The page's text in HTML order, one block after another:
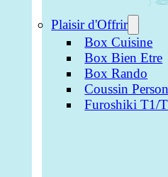
Plaisir d'Offrir
Box Cuisine
Box Bien Etre
Box Rando
Coussin
Furoshiki T1/